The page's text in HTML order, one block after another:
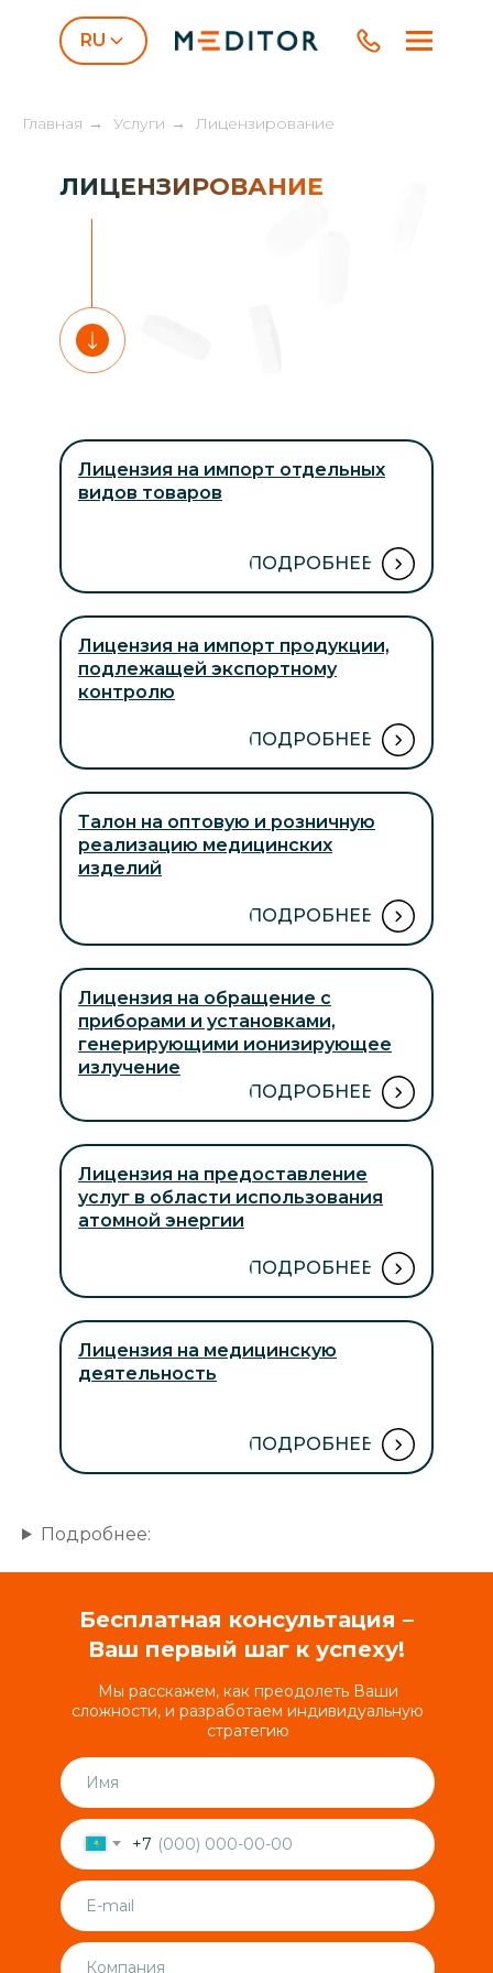
RU
Главная → Услуги → Лицензирование
ЛИЦЕНЗИРОВАНИЕ
Лицензия на импорт продукции,
подлежащей экспортному
контролю
ПОДРОБНЕЕ
Талон на оптовую и розничную
реализацию медицинских
изделий
ПОДРОБНЕЕ
Лицензия на медицинскую
деятельность
ПОДРОБНЕЕ
Лицензия на предоставление
услуг в области использования
атомной энергии
ПОДРОБНЕЕ
Лицензия на обращение с
приборами и установками,
генерирующими ионизирующее
излучение
ПОДРОБНЕЕ
Лицензия на импорт отдельных
видов товаров
ПОДРОБНЕЕ
Подробнее:
Бесплатная консультация –
Ваш первый шаг к успеху!
Мы расскажем, как преодолеть Ваши
сложности, и разработаем индивидуальную
стратегию
+7